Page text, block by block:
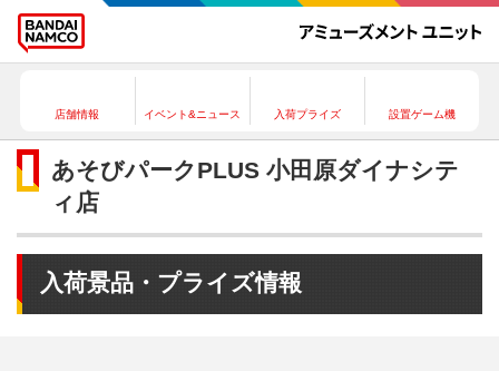
店舗情報 イベント&ニュース 入荷プライズ 設置ゲーム機
あそびパークPLUS 小田原ダイナシテ
ィ店
入荷景品・プライズ情報